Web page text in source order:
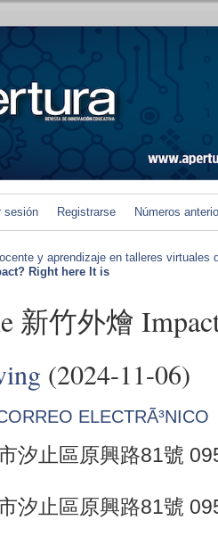
sesión Registrarse Números
y aprendizaje en talleres virtuales
Right here It is
新竹外燴
(2024-11-06)
ELECTRÃ³NICO
汐止區原興路81號
汐止區原興路81號